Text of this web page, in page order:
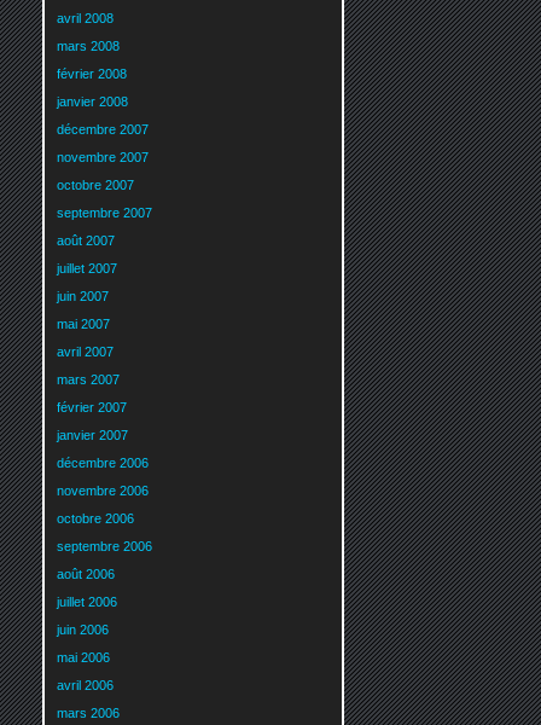
avril 2008
mars 2008
février 2008
janvier 2008
décembre 2007
novembre 2007
octobre 2007
septembre 2007
août 2007
juillet 2007
juin 2007
mai 2007
avril 2007
mars 2007
février 2007
janvier 2007
décembre 2006
novembre 2006
octobre 2006
septembre 2006
août 2006
juillet 2006
juin 2006
mai 2006
avril 2006
mars 2006